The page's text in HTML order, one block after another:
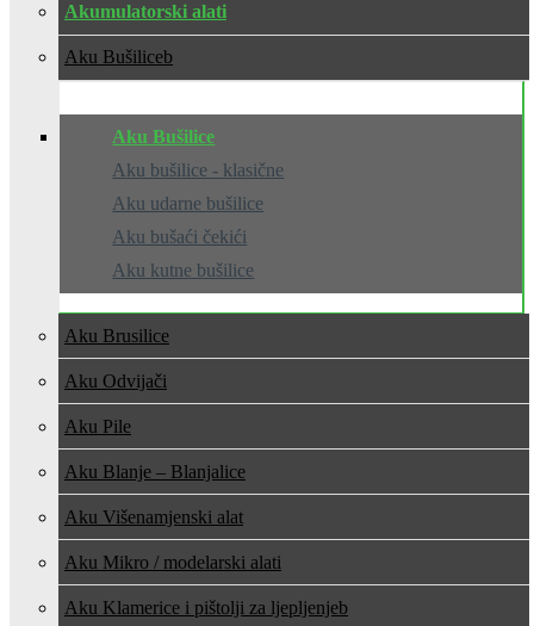
Akumulatorski alati
Aku Bušilice
Aku Bušilice
Aku bušilice - klasične
Aku udarne bušilice
Aku bušaći čekići
Aku kutne bušilice
Aku Brusilice
Aku Odvijači
Aku Pile
Aku Blanje – Blanjalice
Aku Višenamjenski alat
Aku Mikro / modelarski alati
Aku Klamerice i pištolji za ljepljenje